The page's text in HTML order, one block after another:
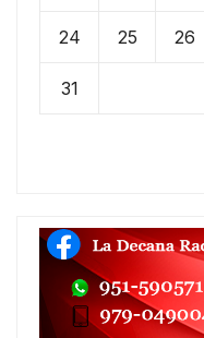
24 25 26
31